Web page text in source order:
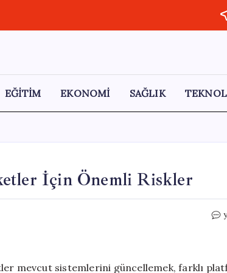
EĞİTİM EKONOMİ SAĞLIK
İçin Önemli Riskler
mevcut sistemlerini güncellemek, farklı